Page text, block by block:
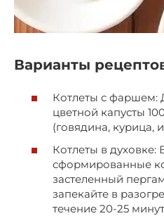
Варианты
Котлеты с фаршем:
цветной капусты
(говядина, курица,
Котлеты в духовке:
сформированные
застеленный
запекайте в
течение 20-25